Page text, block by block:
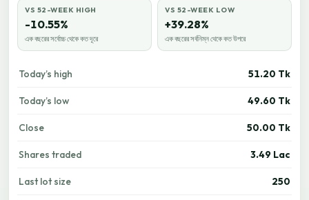
VS 52-WEEK HIGH
-10.55%
এক বছরের সর্বোচ্চ থেকে কত দূরে
VS 52-WEEK LOW
+39.28%
এক বছরের সর্বনিম্ন থেকে কত উপরে
Today’s high 51.20 Tk
Today’s low 49.60 Tk
Close 50.00 Tk
Shares traded 3.49 Lac
Last lot size 250